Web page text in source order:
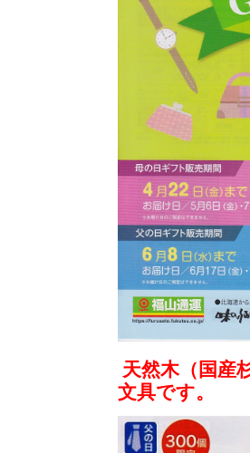
天然木（国産
文具です。